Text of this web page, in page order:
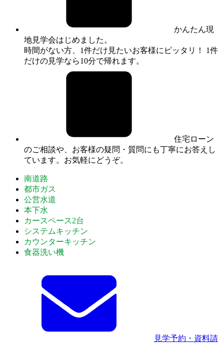
かんたん現
地見学会はじめました。
時間がない方、1件だけ見たいお客様にピッタリ！ 1件
だけの見学なら10分で帰れます。
住宅ローン
のご相談や、お客様の疑問・質問にも丁寧にお答えし
ています。お気軽にどうぞ。
南道路
都市ガス
公営水道
本下水
カースペース2台
システムキッチン
カウンターキッチン
食器洗い機
見学予約・資料請